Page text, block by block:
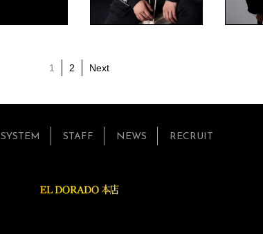
1 2 Next
SYSTEM STAFF NEWS RECRUIT